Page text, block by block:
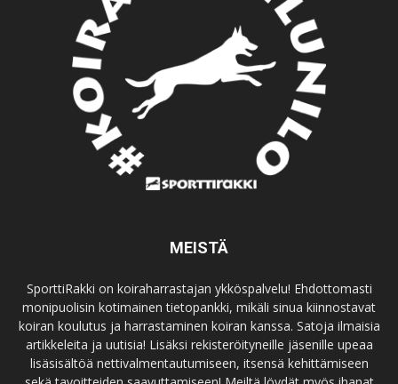
MEISTÄ
SporttiRakki on koiraharrastajan ykköspalvelu! Ehdottomasti
monipuolisin kotimainen tietopankki, mikäli sinua kiinnostavat
koiran koulutus ja harrastaminen koiran kanssa. Satoja ilmaisia
artikkeleita ja uutisia! Lisäksi rekisteröityneille jäsenille upeaa
lisäsisältöä nettivalmentautumiseen, itsensä kehittämiseen